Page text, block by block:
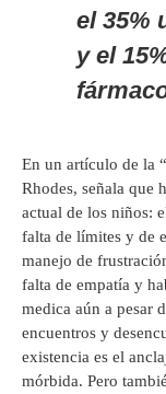
el 35%
y el
En un artículo de la
Rhodes, señala que
actual de los niños:
falta de límites y de
manejo de
falta de empatía y
medica aún a pesar
encuentros y
existencia es el
mórbida. Pero